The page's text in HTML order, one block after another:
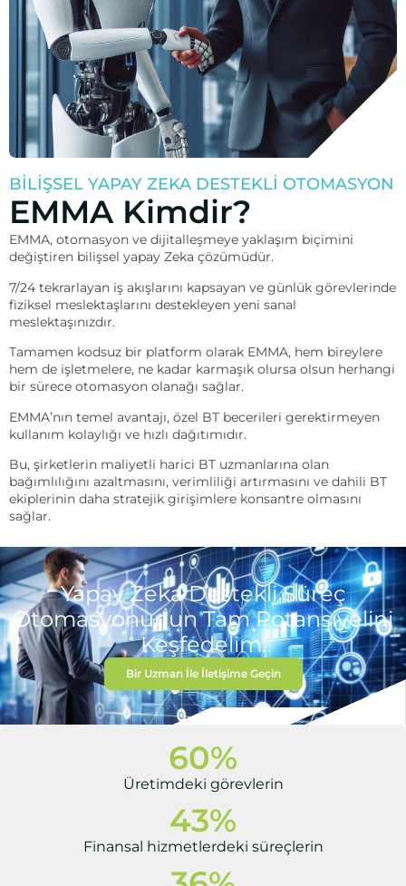
BILIŞSEL YAPAY ZEKA DESTEKLI OTOMASYON
EMMA Kimdir?
EMMA, otomasyon ve dijitalleşmeye yaklaşım biçimini
değiştiren bilişsel yapay Zeka çözümüdür.
7/24 tekrarlayan iş akışlarını kapsayan ve günlük görevlerinde
fiziksel meslektaşlarını destekleyen yeni sanal
meslektaşınızdır.
Tamamen kodsuz bir platform olarak EMMA, hem bireylere
hem de işletmelere, ne kadar karmaşık olursa olsun herhangi
bir sürece otomasyon olanağı sağlar.
EMMA’nın temel avantajı, özel BT becerileri gerektirmeyen
kullanım kolaylığı ve hızlı dağıtımıdır.
Bu, şirketlerin maliyetli harici BT uzmanlarına olan
bağımlılığını azaltmasını, verimliliği artırmasını ve dahili BT
ekiplerinin daha stratejik girişimlere konsantre olmasını
sağlar.
Yapay Zeka Destekli Süreç
Otomasyonunun Tam Potansiyelini
Keşfedelim.
Bir Uzman İle İletişime Geçin
Üretimdeki görevlerin
60%
Finansal hizmetlerdeki süreçlerin
43%